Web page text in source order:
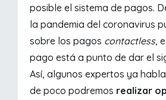
posible el sistema de pagos.
la pandemia del coronavirus
sobre los pagos contactless,
pago está a punto de dar el
Así, algunos expertos ya
de poco podremos realizar